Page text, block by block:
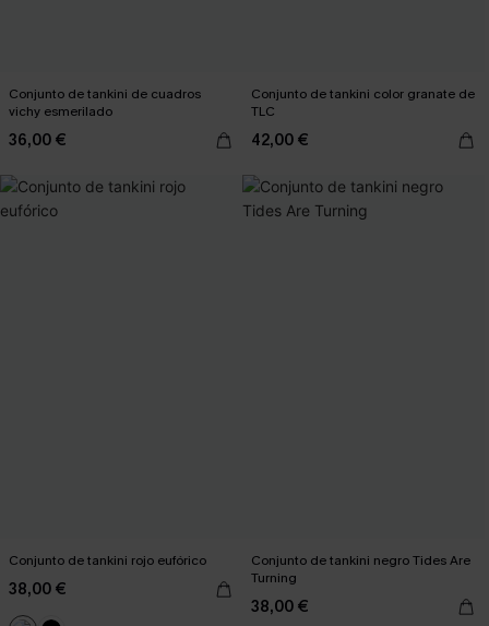
Conjunto de tankini de cuadros
vichy esmerilado
36,00 €
Conjunto de tankini color granate de
TLC
42,00 €
Conjunto de tankini rojo eufórico
38,00 €
Conjunto de tankini negro Tides Are
Turning
38,00 €